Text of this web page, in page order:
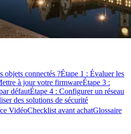
objets connectés ?Étape 1 : Évaluer les
à jour votre firmwareÉtape 3 :
défautÉtape 4 : Configurer un réseau
des solutions de sécurité
VidéoChecklist avant achatGlossaire